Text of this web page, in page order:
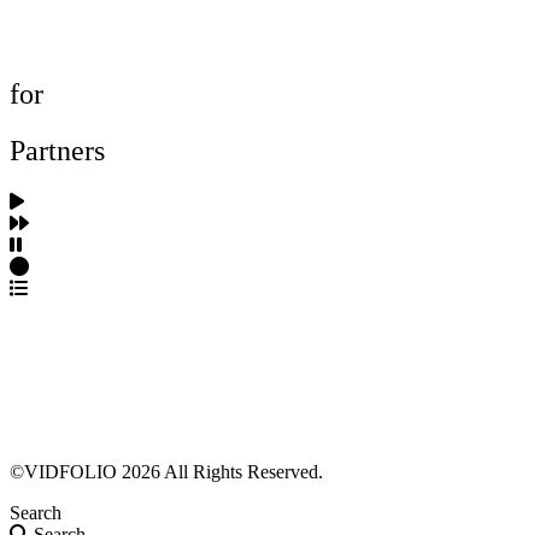
for
Partners
©VIDFOLIO 2026 All Rights Reserved.
Search